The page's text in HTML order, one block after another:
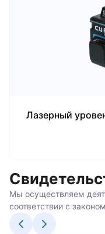
Лазерный
Мы осуществляем
соответствии с законом